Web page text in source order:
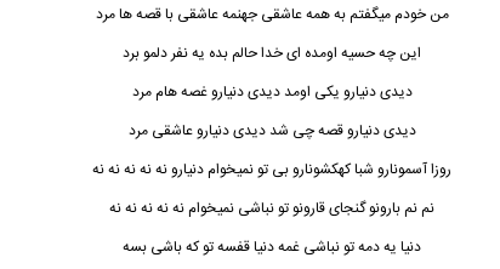
من خودم میگفتم به همه عاشقی جهنمه عاشقی با قصه ها مرد
این چه حسیه اومده ای خدا حالم بده یه نفر دلمو برد
دیدی دنیارو یکی اومد دیدی دنیارو غصه هام مرد
دیدی دنیارو قصه چی شد دیدی دنیارو عاشقی مرد
روزا آسمونارو شبا کهکشونارو بی تو نمیخوام دنیارو نه نه نه نه نه
نم نم بارونو گنجای قارونو تو نباشی نمیخوام نه نه نه نه نه
دنیا یه دمه تو نباشی غمه دنیا قفسه تو که باشی بسه